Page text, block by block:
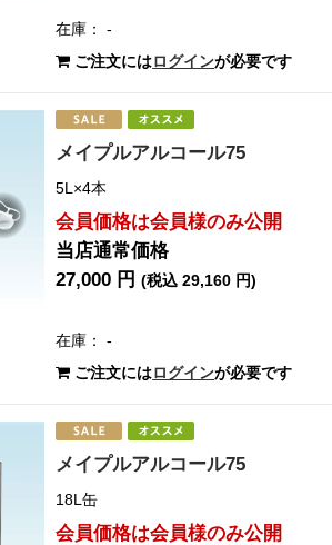
在庫： -
ご注文にはログインが必要です
メイプルアルコール75
5L×4本
会員価格は会員様のみ公開
当店通常価格
27,000 円(税込 29,160 円)
在庫： -
ご注文にはログインが必要です
メイプルアルコール75
18L缶
会員価格は会員様のみ公開